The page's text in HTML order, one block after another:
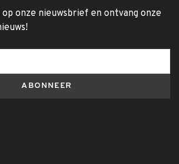
onze nieuwsbrief en ontvang onze
ABONNEER